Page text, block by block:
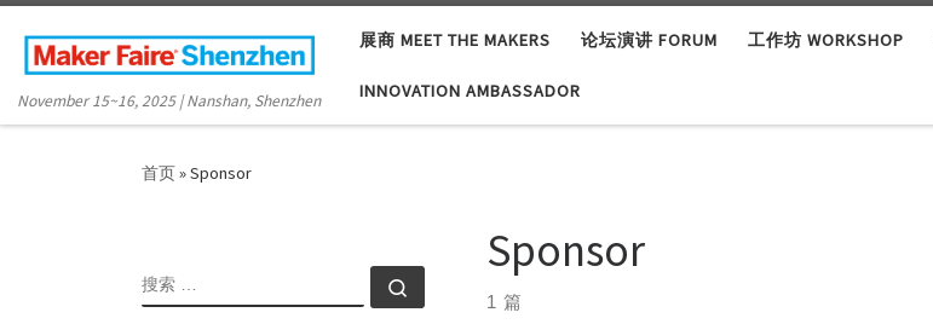
Skip to content
November 15~16, 2025 | Nanshan, Shenzhen
展商 MEET THE MAKERS 论坛演讲 FORUM 工作坊 WORKSHOP
INNOVATION AMBASSADOR
首页»Sponsor
Sponsor
1 篇
搜索